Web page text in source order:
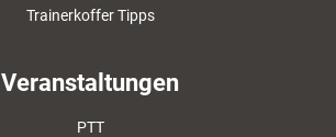
Trainerkoffer Tipps
Veranstaltungen
PTT